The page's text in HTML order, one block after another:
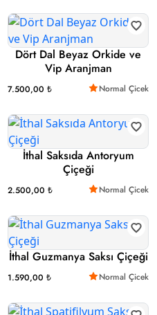
Dört Dal Beyaz Orkide ve
Vip Aranjman
7.500,00 ₺ Normal Çicek
İthal Saksıda Antoryum
Çiçeği
2.500,00 ₺ Normal Çicek
İthal Guzmanya Saksı Çiçeği
1.590,00 ₺ Normal Çicek